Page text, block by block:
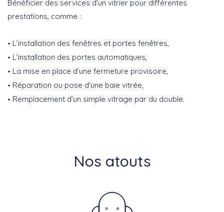
Bénéficier des services d’un vitrier pour différentes
prestations, comme :
L’installation des fenêtres et portes fenêtres,
L’installation des portes automatiques,
La mise en place d’une fermeture provisoire,
Réparation ou pose d’une baie vitrée,
Remplacement d’un simple vitrage par du double.
Nos atouts